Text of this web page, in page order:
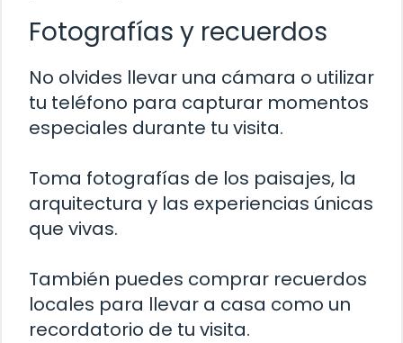
Fotografías y recuerdos
No olvides llevar una cámara o utilizar
tu teléfono para capturar momentos
especiales durante tu visita.
Toma fotografías de los paisajes, la
arquitectura y las experiencias únicas
que vivas.
También puedes comprar recuerdos
locales para llevar a casa como un
recordatorio de tu visita.